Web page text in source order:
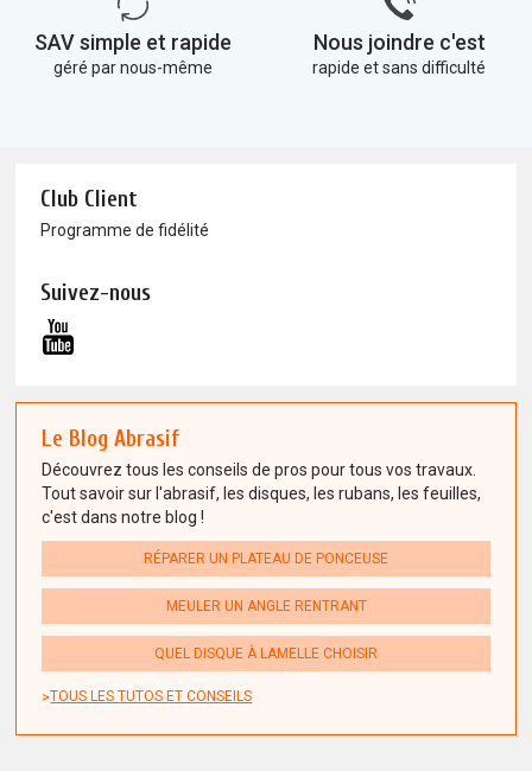
SAV simple et rapide
géré par nous-même
Nous joindre c'est
rapide et sans difficulté
Club Client
Programme de fidélité
Suivez-nous
Le Blog Abrasif
Découvrez tous les conseils de pros pour tous vos travaux.
Tout savoir sur l'abrasif, les disques, les rubans, les feuilles,
c'est dans notre blog !
RÉPARER UN PLATEAU DE PONCEUSE
MEULER UN ANGLE RENTRANT
QUEL DISQUE À LAMELLE CHOISIR
TOUS LES TUTOS ET CONSEILS